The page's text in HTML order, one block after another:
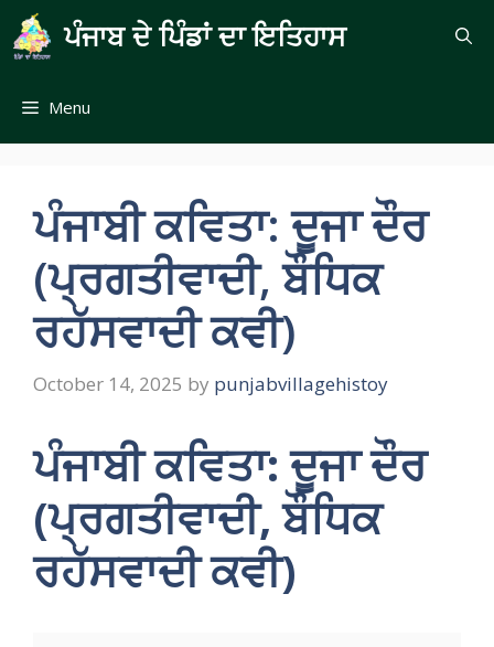
Skip
to
content
ਪੰਜਾਬ ਦੇ ਪਿੰਡਾਂ ਦਾ ਇਤਿਹਾਸ
Menu
ਪੰਜਾਬੀ ਕਵਿਤਾ: ਦੂਜਾ ਦੌਰ
(ਪ੍ਰਗਤੀਵਾਦੀ, ਬੌਧਿਕ
ਰਹੱਸਵਾਦੀ ਕਵੀ)
October 14, 2025 by punjabvillagehistoy
ਪੰਜਾਬੀ ਕਵਿਤਾ: ਦੂਜਾ ਦੌਰ
(ਪ੍ਰਗਤੀਵਾਦੀ, ਬੌਧਿਕ
ਰਹੱਸਵਾਦੀ ਕਵੀ)